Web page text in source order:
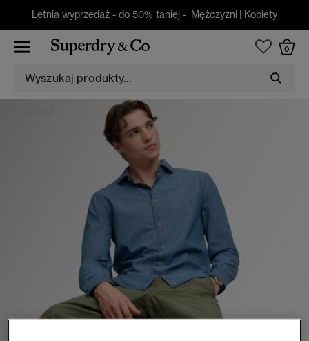
Letnia wyprzedaż - do 50% taniej - Mężczyzni | Kobiety
0